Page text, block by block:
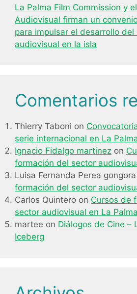
La Palma Film Commission y
Audiovisual firman un
para impulsar el desarrollo del
audiovisual en la isla
Comentarios
Thierry Taboni on
serie internacional en La
Ignacio Fidalgo martinez on
formación del sector
Luisa Fernanda Perea gongora
formación del sector
Carlos Quintero on Cursos de
sector audiovisual en La Palma
martee on Diálogos de Cine –
Iceberg